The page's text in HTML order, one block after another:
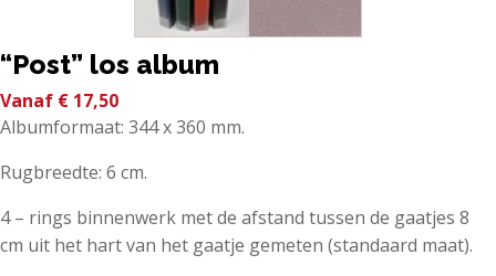
“Post” los album
Vanaf € 17,50
Albumformaat: 344 x 360 mm.
Rugbreedte: 6 cm.
4 – rings binnenwerk met de afstand tussen de gaatjes 8
cm uit het hart van het gaatje gemeten (standaard maat).